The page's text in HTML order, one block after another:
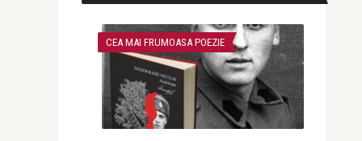
CEA MAI FRUMOASA POEZIE